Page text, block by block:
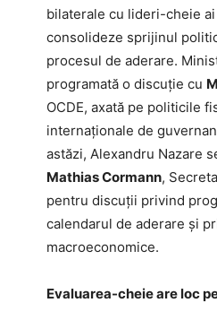
bilaterale cu lideri-cheie ai
consolideze sprijinul
procesul de aderare.
programată o discuție cu
OCDE, axată pe politicile
internaționale de
astăzi, Alexandru Nazare
Mathias Cormann,
pentru discuții privind
calendarul de aderare și
macroeconomice.
Evaluarea-cheie are loc